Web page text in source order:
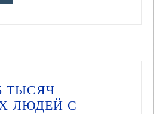
ТЫСЯЧ
ЛЮДЕЙ С